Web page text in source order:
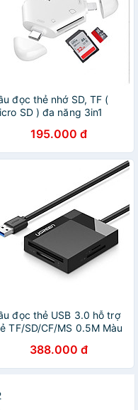
đọc thẻ nhớ SD, TF (
SD ) đa năng 3in1
Android, máy tính, PC,
195.000 đ
đọc thẻ USB 3.0 hỗ trợ
TF/SD/CF/MS 0.5M Màu
chính hãng
388.000 đ